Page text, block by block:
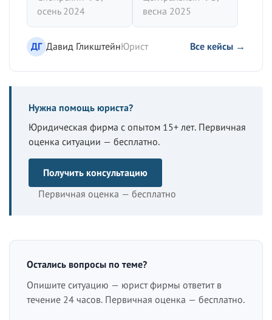
осень 2024
весна 2025
ДГ Давид ГликштейнЮрист Все кейсы →
Нужна помощь юриста?
Юридическая фирма с опытом 15+ лет. Первичная
оценка ситуации — бесплатно.
Получить консультацию
Первичная оценка — бесплатно
Остались вопросы по теме?
Опишите ситуацию — юрист фирмы ответит в
течение 24 часов. Первичная оценка — бесплатно.